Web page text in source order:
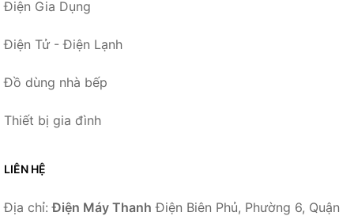
Điện Gia Dụng
Điện Tử - Điện Lạnh
Đồ dùng nhà bếp
Thiết bị gia đình
LIÊN HỆ
Địa chỉ:Điện Máy Thanh Điện Biên Phủ, Phường 6, Quận